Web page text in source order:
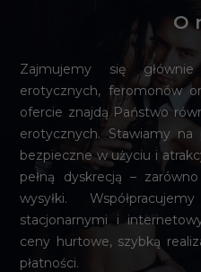
O
Zajmujemy się
erotycznych, feromonów
ofercie znajdą Państwo
erotycznych. Stawiamy na
bezpieczne w użyciu i
pełną dyskrecją –
wysyłki.
stacjonarnymi i
ceny hurtowe, szybką
płatności.